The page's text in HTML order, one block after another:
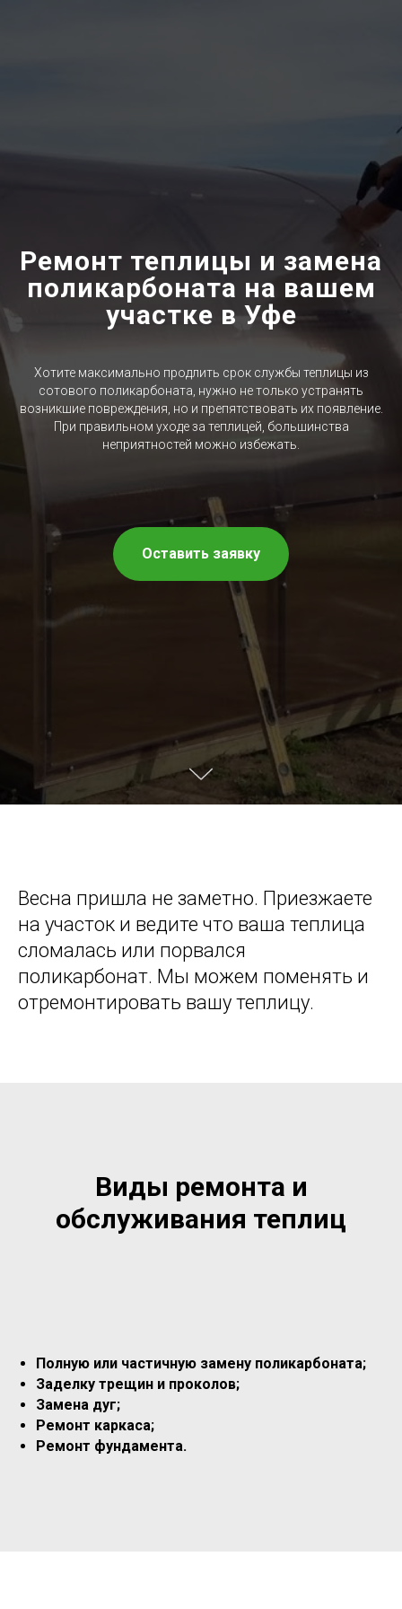
Ремонт теплицы и замена
поликарбоната на вашем
участке в Уфе
Хотите максимально продлить срок службы теплицы из
сотового поликарбоната, нужно не только устранять
возникшие повреждения, но и препятствовать их появление.
При правильном уходе за теплицей, большинства
неприятностей можно избежать.
Оставить заявку
Весна пришла не заметно. Приезжаете
на участок и ведите что ваша теплица
сломалась или порвался
поликарбонат. Мы можем поменять и
отремонтировать вашу теплицу.
Виды ремонта и
обслуживания теплиц
Полную или частичную замену поликарбоната;
Заделку трещин и проколов;
Замена дуг;
Ремонт каркаса;
Ремонт фундамента.